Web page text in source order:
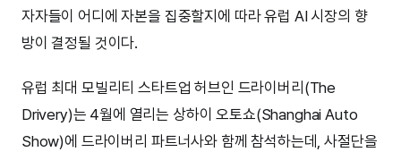
자자들이 어디에 자본을 집중할지에 따라 유럽 AI 시장의 향
방이 결정될 것이다.
유럽 최대 모빌리티 스타트업 허브인 드라이버리(The
Drivery)는 4월에 열리는 상하이 오토쇼(Shanghai Auto
Show)에 드라이버리 파트너사와 함께 참석하는데, 사절단을